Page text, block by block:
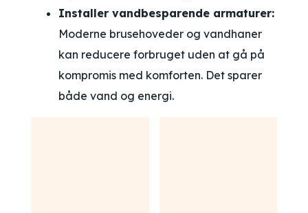
Installer vandbesparende armaturer:
Moderne brusehoveder og vandhaner
kan reducere forbruget uden at gå på
kompromis med komforten. Det sparer
både vand og energi.